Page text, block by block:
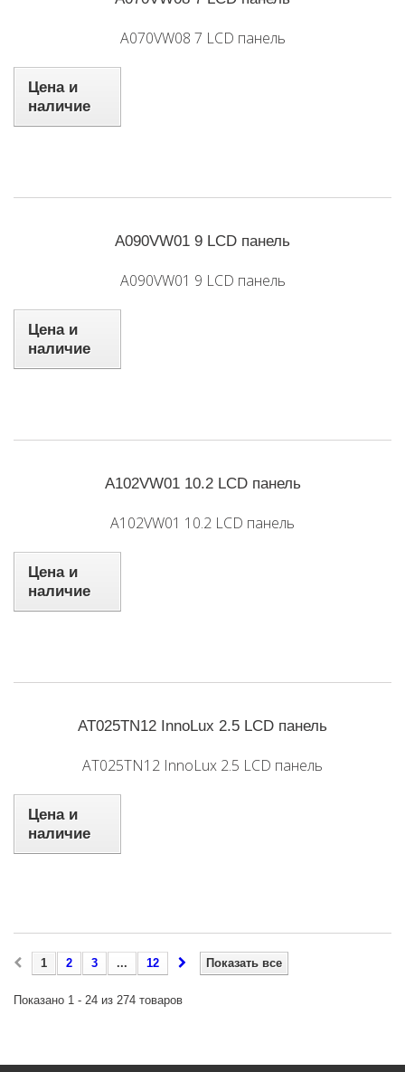
A070VW08 7 LCD панель
Цена и
наличие
A090VW01 9 LCD панель
A090VW01 9 LCD панель
Цена и
наличие
A102VW01 10.2 LCD панель
A102VW01 10.2 LCD панель
Цена и
наличие
AT025TN12 InnoLux 2.5 LCD панель
AT025TN12 InnoLux 2.5 LCD панель
Цена и
наличие
Показать все
1 2 3 ... 12
Показано 1 - 24 из 274 товаров